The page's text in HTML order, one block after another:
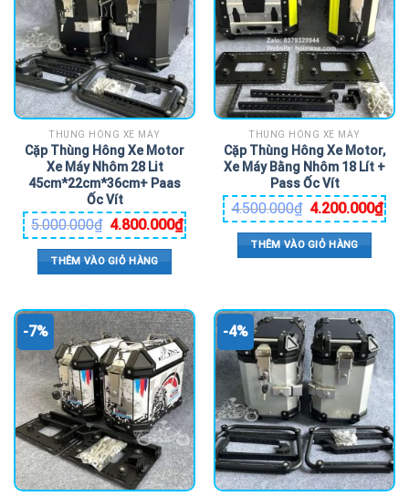
THÙNG HÔNG XE MÁY
Cặp Thùng Hông Xe Motor
Xe Máy Nhôm 28 Lit
45cm*22cm*36cm+ Paas
Ốc Vít
5.000.000₫ 4.800.000₫
THÊM VÀO GIỎ HÀNG
THÙNG HÔNG XE MÁY
Cặp Thùng Hông Xe Motor,
Xe Máy Bằng Nhôm 18 Lít +
Pass Ốc Vít
4.500.000₫ 4.200.000₫
THÊM VÀO GIỎ HÀNG
-7% -4%